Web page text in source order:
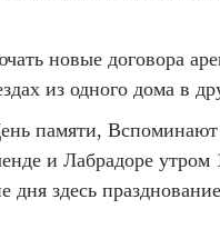
новые договора
из одного дома в
памяти,
и Лабрадоре утром
здесь